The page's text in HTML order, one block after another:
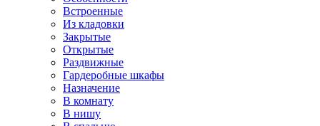
Встроенные
Из кладовки
Закрытые
Открытые
Раздвижные
Гардеробные шкафы
Назначение
В комнату
В нишу